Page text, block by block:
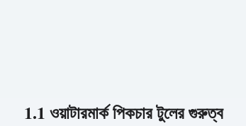
1.1 ওয়াটারমার্ক পিকচার টুলের গুরুত্ব